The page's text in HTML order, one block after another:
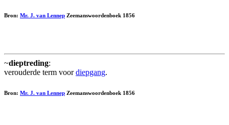
Bron: Mr. J. van Lennep Zeemanswoordenboek 1856
~dieptreding:
verouderde term voordiepgang.
Bron: Mr. J. van Lennep Zeemanswoordenboek 1856